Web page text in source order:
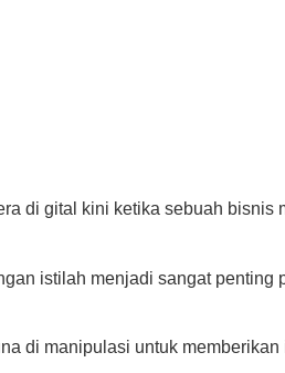
di gital kini ketika sebuah
istilah menjadi sangat
di manipulasi untuk memberikan